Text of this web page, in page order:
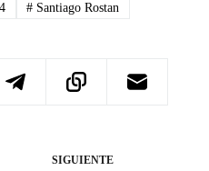
# Santiago Rostan
SIGUIENTE